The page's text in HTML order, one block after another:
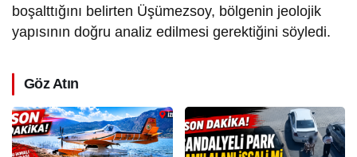
boşalttığını belirten Üşümezsoy, bölgenin jeolojik
yapısının doğru analiz edilmesi gerektiğini söyledi.
Göz Atın